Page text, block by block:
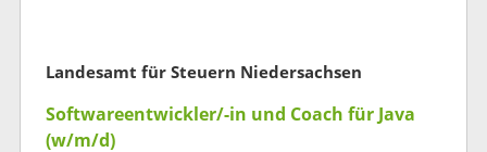
Landesamt für Steuern Niedersachsen
Softwareentwickler/-in und Coach für Java
(w/m/d)